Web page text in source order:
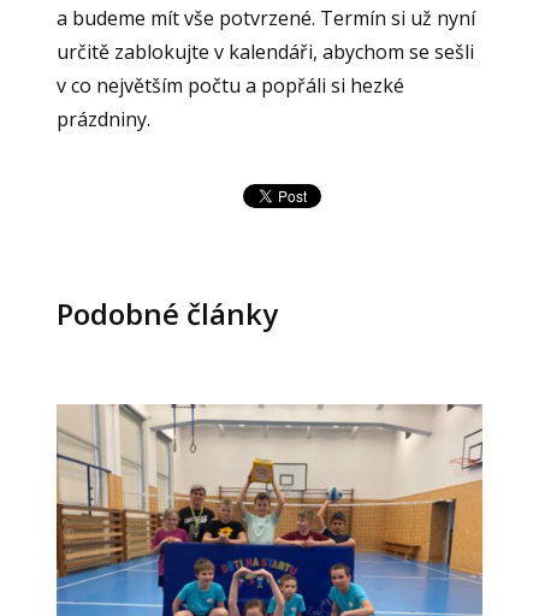
a budeme mít vše potvrzené. Termín si už nyní
určitě zablokujte v kalendáři, abychom se sešli
v co největším počtu a popřáli si hezké
prázdniny.
Podobné články